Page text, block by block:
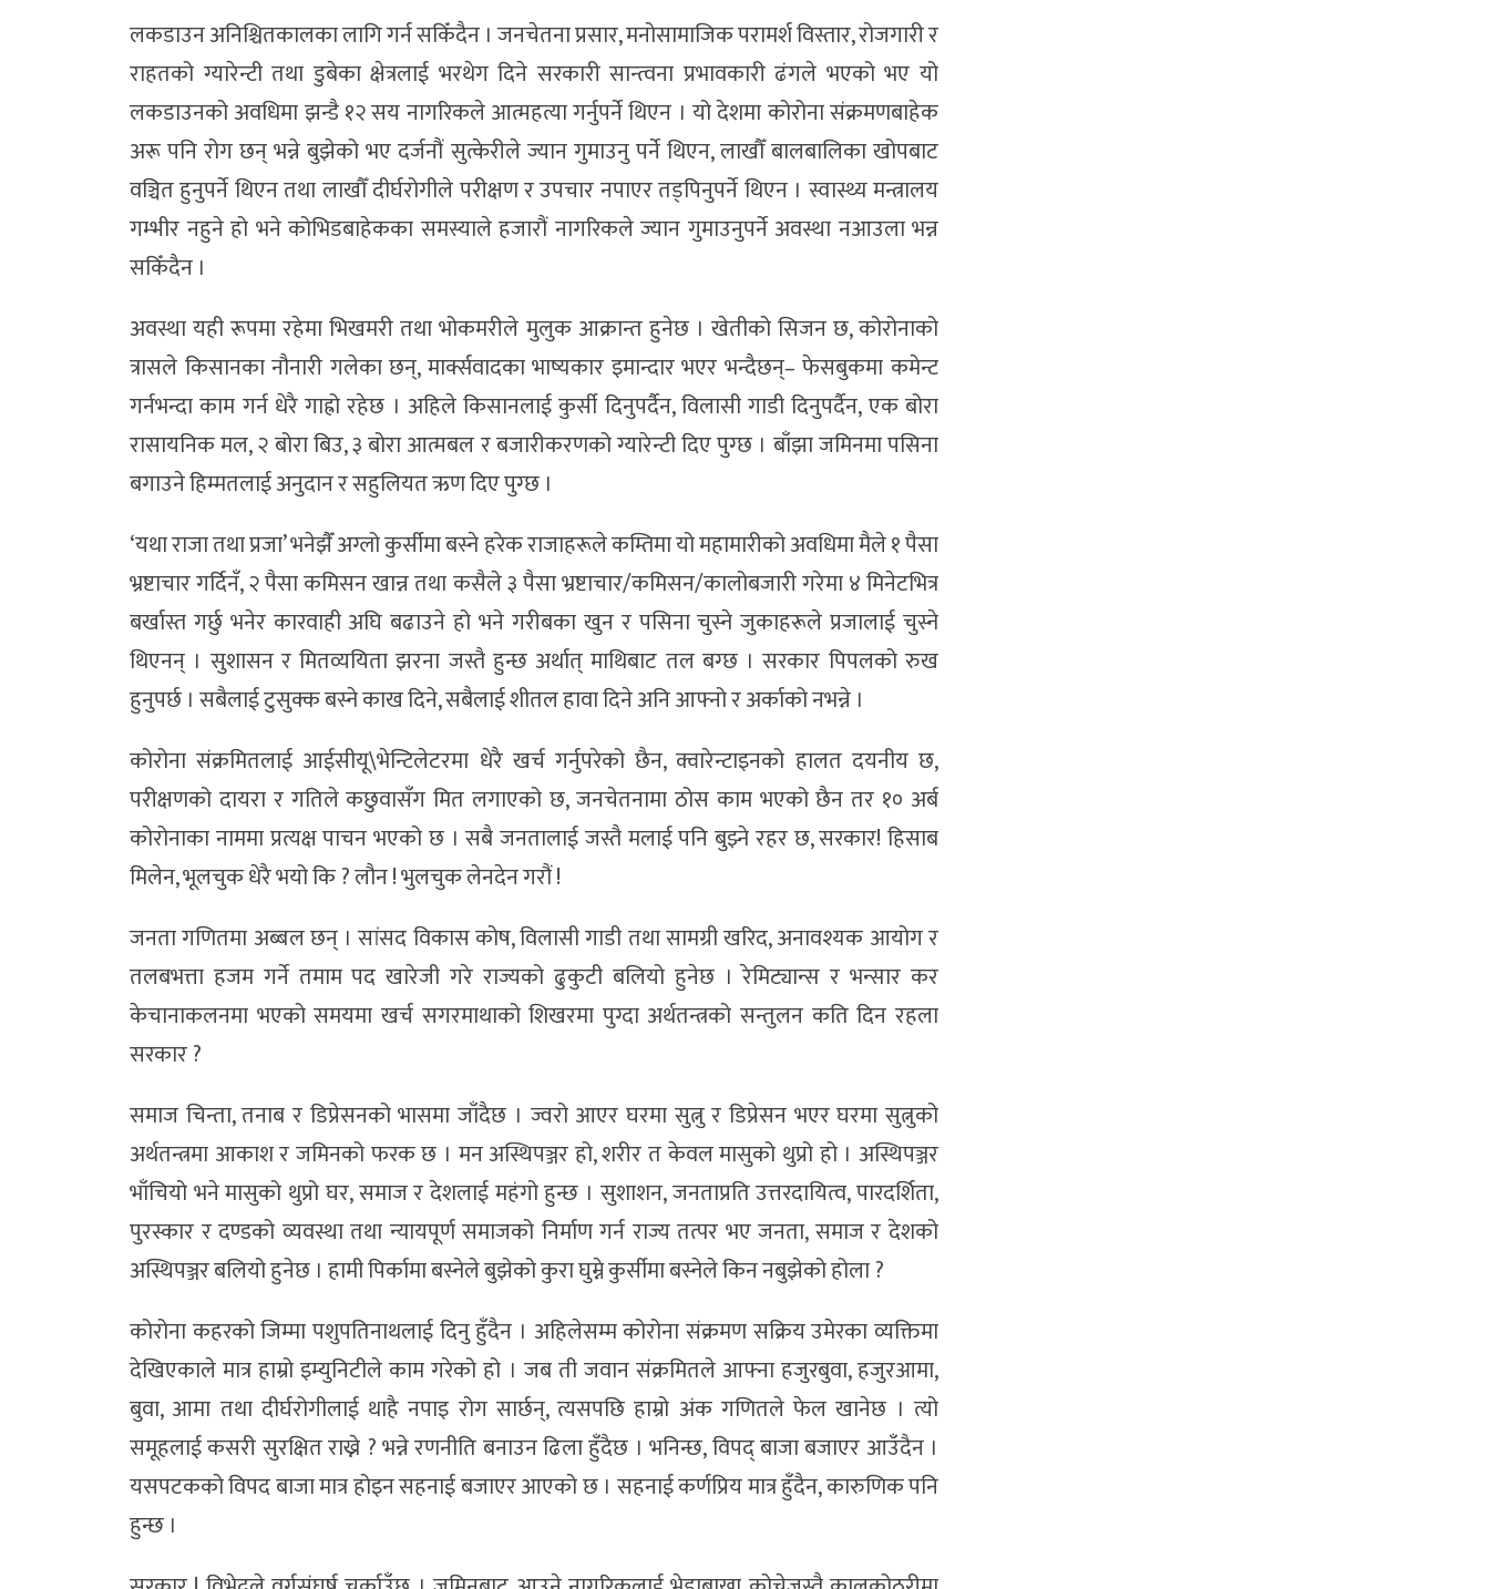
लकडाउन अनिश्चितकालका लागि गर्न सकिँदैन । जनचेतना प्रसार, मनोसामाजिक परामर्श विस्तार, रोजगारी र
राहतको ग्यारेन्टी तथा डुबेका क्षेत्रलाई भरथेग दिने सरकारी सान्त्वना प्रभावकारी ढंगले भएको भए यो
लकडाउनको अवधिमा झन्डै १२ सय नागरिकले आत्महत्या गर्नुपर्ने थिएन । यो देशमा कोरोना संक्रमणबाहेक
अरू पनि रोग छन् भन्ने बुझेको भए दर्जनौं सुत्केरीले ज्यान गुमाउनु पर्ने थिएन, लाखौँ बालबालिका खोपबाट
वञ्चित हुनुपर्ने थिएन तथा लाखौँ दीर्घरोगीले परीक्षण र उपचार नपाएर तड्पिनुपर्ने थिएन । स्वास्थ्य मन्त्रालय
गम्भीर नहुने हो भने कोभिडबाहेकका समस्याले हजारौं नागरिकले ज्यान गुमाउनुपर्ने अवस्था नआउला भन्न
सकिँदैन ।
अवस्था यही रूपमा रहेमा भिखमरी तथा भोकमरीले मुलुक आक्रान्त हुनेछ । खेतीको सिजन छ, कोरोनाको
त्रासले किसानका नौनारी गलेका छन्, मार्क्सवादका भाष्यकार इमान्दार भएर भन्दैछन्– फेसबुकमा कमेन्ट
गर्नभन्दा काम गर्न धेरै गाह्रो रहेछ । अहिले किसानलाई कुर्सी दिनुपर्दैन, विलासी गाडी दिनुपर्दैन, एक बोरा
रासायनिक मल, २ बोरा बिउ, ३ बोरा आत्मबल र बजारीकरणको ग्यारेन्टी दिए पुग्छ । बाँझा जमिनमा पसिना
बगाउने हिम्मतलाई अनुदान र सहुलियत ऋण दिए पुग्छ ।
‘यथा राजा तथा प्रजा’ भनेझैँ अग्लो कुर्सीमा बस्ने हरेक राजाहरूले कम्तिमा यो महामारीको अवधिमा मैले १ पैसा
भ्रष्टाचार गर्दिनँ, २ पैसा कमिसन खान्न तथा कसैले ३ पैसा भ्रष्टाचार/कमिसन/कालोबजारी गरेमा ४ मिनेटभित्र
बर्खास्त गर्छु भनेर कारवाही अघि बढाउने हो भने गरीबका खुन र पसिना चुस्ने जुकाहरूले प्रजालाई चुस्ने
थिएनन् । सुशासन र मितव्ययिता झरना जस्तै हुन्छ अर्थात् माथिबाट तल बग्छ । सरकार पिपलको रुख
हुनुपर्छ । सबैलाई टुसुक्क बस्ने काख दिने, सबैलाई शीतल हावा दिने अनि आफ्नो र अर्काको नभन्ने ।
कोरोना संक्रमितलाई आईसीयू\भेन्टिलेटरमा धेरै खर्च गर्नुपरेको छैन, क्वारेन्टाइनको हालत दयनीय छ,
परीक्षणको दायरा र गतिले कछुवासँग मित लगाएको छ, जनचेतनामा ठोस काम भएको छैन तर १० अर्ब
कोरोनाका नाममा प्रत्यक्ष पाचन भएको छ । सबै जनतालाई जस्तै मलाई पनि बुझ्ने रहर छ, सरकार! हिसाब
मिलेन, भूलचुक धेरै भयो कि ? लौन ! भुलचुक लेनदेन गरौं !
जनता गणितमा अब्बल छन् । सांसद विकास कोष, विलासी गाडी तथा सामग्री खरिद, अनावश्यक आयोग र
तलबभत्ता हजम गर्ने तमाम पद खारेजी गरे राज्यको ढुकुटी बलियो हुनेछ । रेमिट्यान्स र भन्सार कर
केचानाकलनमा भएको समयमा खर्च सगरमाथाको शिखरमा पुग्दा अर्थतन्त्रको सन्तुलन कति दिन रहला
सरकार ?
समाज चिन्ता, तनाब र डिप्रेसनको भासमा जाँदैछ । ज्वरो आएर घरमा सुत्नु र डिप्रेसन भएर घरमा सुत्नुको
अर्थतन्त्रमा आकाश र जमिनको फरक छ । मन अस्थिपञ्जर हो, शरीर त केवल मासुको थुप्रो हो । अस्थिपञ्जर
भाँचियो भने मासुको थुप्रो घर, समाज र देशलाई महंगो हुन्छ । सुशाशन, जनताप्रति उत्तरदायित्व, पारदर्शिता,
पुरस्कार र दण्डको व्यवस्था तथा न्यायपूर्ण समाजको निर्माण गर्न राज्य तत्पर भए जनता, समाज र देशको
अस्थिपञ्जर बलियो हुनेछ । हामी पिर्कामा बस्नेले बुझेको कुरा घुम्ने कुर्सीमा बस्नेले किन नबुझेको होला ?
कोरोना कहरको जिम्मा पशुपतिनाथलाई दिनु हुँदैन । अहिलेसम्म कोरोना संक्रमण सक्रिय उमेरका व्यक्तिमा
देखिएकाले मात्र हाम्रो इम्युनिटीले काम गरेको हो । जब ती जवान संक्रमितले आफ्ना हजुरबुवा, हजुरआमा,
बुवा, आमा तथा दीर्घरोगीलाई थाहै नपाइ रोग सार्छन्, त्यसपछि हाम्रो अंक गणितले फेल खानेछ । त्यो
समूहलाई कसरी सुरक्षित राख्ने ? भन्ने रणनीति बनाउन ढिला हुँदैछ । भनिन्छ, विपद् बाजा बजाएर आउँदैन ।
यसपटकको विपद बाजा मात्र होइन सहनाई बजाएर आएको छ । सहनाई कर्णप्रिय मात्र हुँदैन, कारुणिक पनि
हुन्छ ।